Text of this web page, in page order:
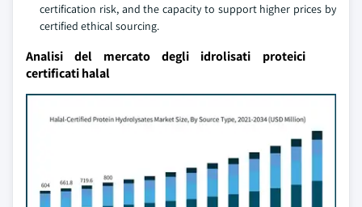
certification risk, and the capacity to support higher prices by
certified ethical sourcing.
Analisi del mercato degli idrolisati proteici
certificati halal